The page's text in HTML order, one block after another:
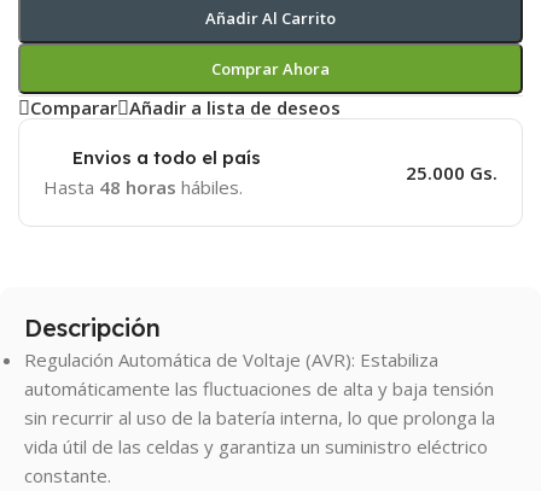
Añadir Al Carrito
Comprar Ahora
Comparar Añadir a lista de deseos
Envios a todo el país
Hasta 48 horas hábiles.
25.000 Gs.
Descripción
Regulación Automática de Voltaje (AVR): Estabiliza
automáticamente las fluctuaciones de alta y baja tensión
sin recurrir al uso de la batería interna, lo que prolonga la
vida útil de las celdas y garantiza un suministro eléctrico
constante.